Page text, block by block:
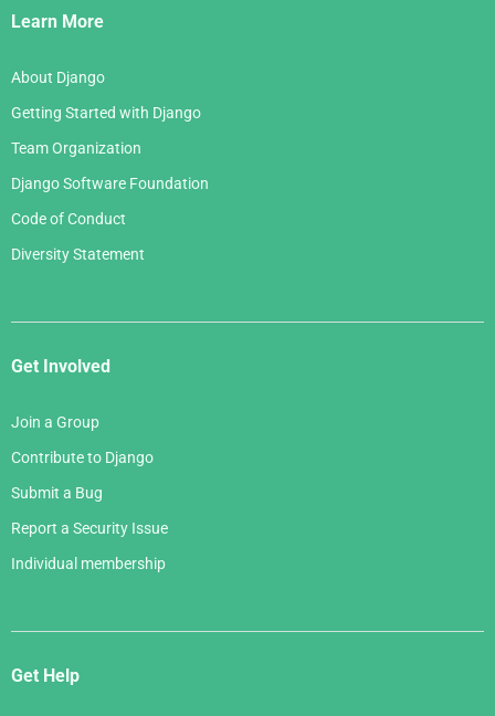
Links
Learn More
About Django
Getting Started with Django
Team Organization
Django Software Foundation
Code of Conduct
Diversity Statement
Get Involved
Join a Group
Contribute to Django
Submit a Bug
Report a Security Issue
Individual membership
Get Help